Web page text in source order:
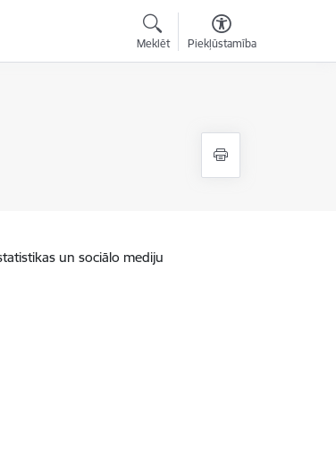
Meklēt Piekļūstamība
un sociālo mediju